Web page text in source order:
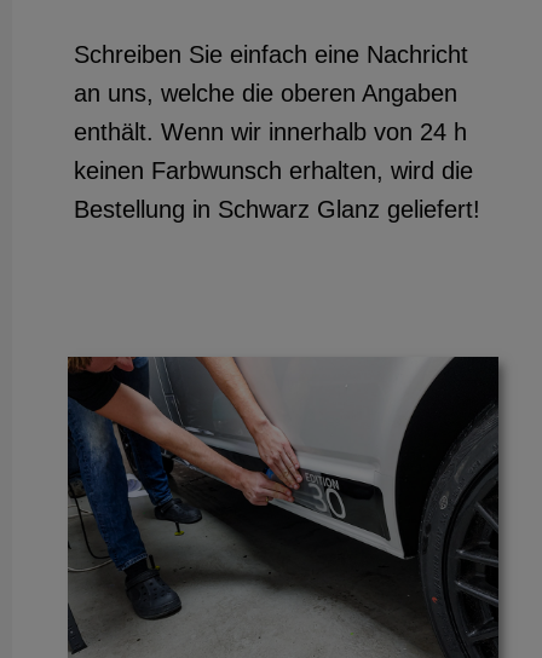
Schreiben Sie einfach eine Nachricht
an uns, welche die oberen Angaben
enthält. Wenn wir innerhalb von 24 h
keinen Farbwunsch erhalten, wird die
Bestellung in Schwarz Glanz geliefert!